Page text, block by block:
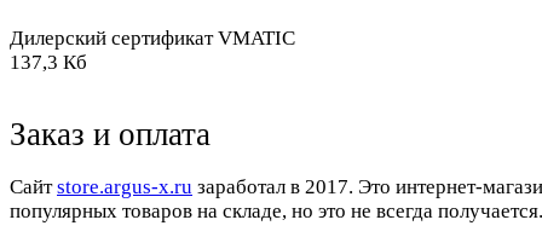
Дилерский сертификат VMATIC
137,3 Кб
Заказ и оплата
Cайтstore.argus-x.ru заработал в 2017. Это интернет-
популярных товаров на складе, но это не всегда